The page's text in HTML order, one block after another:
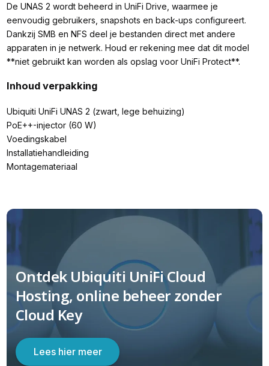
De UNAS 2 wordt beheerd in UniFi Drive, waarmee je
eenvoudig gebruikers, snapshots en back-ups configureert.
Dankzij SMB en NFS deel je bestanden direct met andere
apparaten in je netwerk. Houd er rekening mee dat dit model
**niet gebruikt kan worden als opslag voor UniFi Protect**.
Inhoud verpakking
Ubiquiti UniFi UNAS 2 (zwart, lege behuizing)
PoE++-injector (60 W)
Voedingskabel
Installatiehandleiding
Montagemateriaal
Ontdek Ubiquiti UniFi Cloud
Hosting, online beheer zonder
Cloud Key
Lees hier meer